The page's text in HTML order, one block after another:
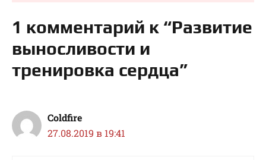
1 комментарий к “Развитие
выносливости и
тренировка сердца”
Coldfire
27.08.2019 в 19:41